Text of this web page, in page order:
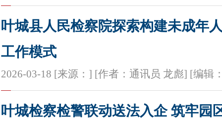
叶城县人民检察院探索构建未成年
工作模式
2026-03-18 [来源：] [作者：通讯员 龙彪] [编辑
叶城检察检警联动送法入企 筑牢园